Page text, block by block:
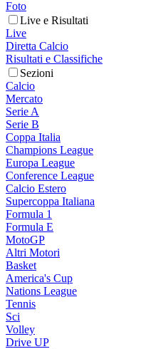
Foto
Live e Risultati
Live
Diretta Calcio
Risultati e Classifiche
Sezioni
Calcio
Mercato
Serie A
Serie B
Coppa Italia
Champions League
Europa League
Conference League
Calcio Estero
Supercoppa Italiana
Formula 1
Formula E
MotoGP
Altri Motori
Basket
America's Cup
Nations League
Tennis
Sci
Volley
Drive UP